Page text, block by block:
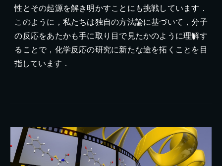
性とその起源を解き明かすことにも挑戦しています．
このように，私たちは独自の方法論に基づいて，分子
の反応をあたかも手に取り目で見たかのように理解す
ることで，化学反応の研究に新たな途を拓くことを目
指しています．